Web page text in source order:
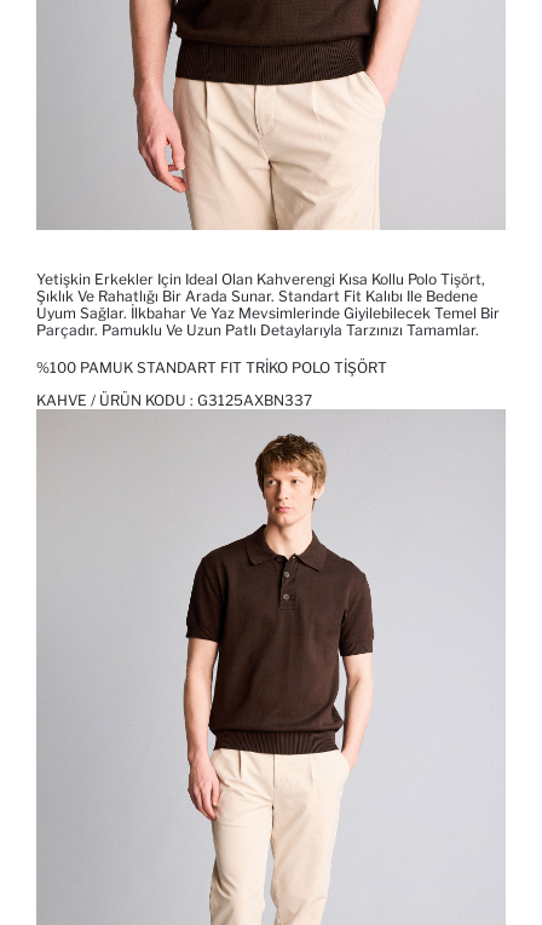
Yetişkin Erkekler Için Ideal Olan Kahverengi Kısa Kollu Polo Tişört,
Şıklık Ve Rahatlığı Bir Arada Sunar. Standart Fit Kalıbı Ile Bedene
Uyum Sağlar. İlkbahar Ve Yaz Mevsimlerinde Giyilebilecek Temel Bir
Parçadır. Pamuklu Ve Uzun Patlı Detaylarıyla Tarzınızı Tamamlar.
%100 PAMUK STANDART FIT TRIKO POLO TIŞÖRT
KAHVE / ÜRÜN KODU : G3125AXBN337